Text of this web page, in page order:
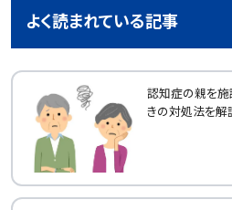
よく読まれている記事
認知症の親を
きの対処法を解